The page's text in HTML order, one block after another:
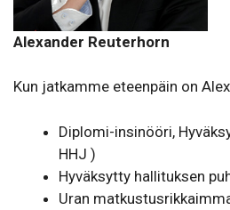
Alexander Reuterhorn
Kun jatkamme eteenpäin on
Diplomi-insinööri,
HHJ )
Hyväksytty hallituksen
Uran